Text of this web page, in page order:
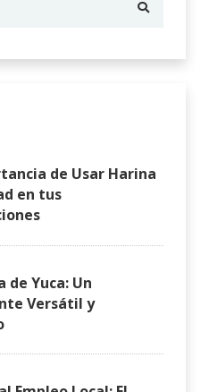
de Usar Harina
en tus
de Yuca: Un
Versátil y